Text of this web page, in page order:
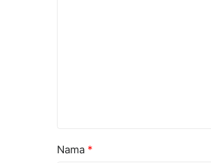
Nama *